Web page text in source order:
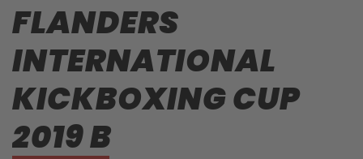
FLANDERS
INTERNATIONAL
KICKBOXING CUP
2019 B